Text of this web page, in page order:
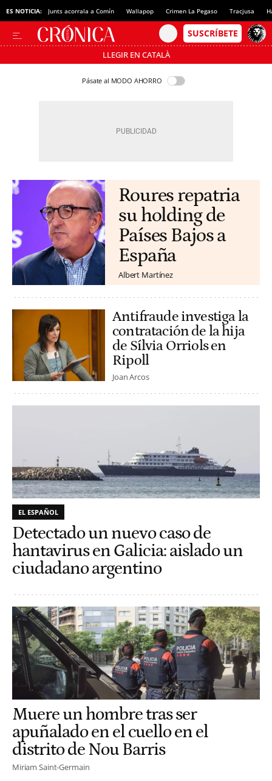
ES NOTICIA: Junts acorrala a Comín Wallapop Crimen La Pegaso Tracjusa
LLEGIR EN CATALÀ
Pásate al MODO AHORRO
Roures repatria
su holding de
Países Bajos a
España
Albert Martínez
Antifraude investiga la
contratación de la hija
de Sílvia Orriols en
Ripoll
Joan Arcos
EL ESPAÑOL
Detectado un nuevo caso de
hantavirus en Galicia: aislado un
ciudadano argentino
Muere un hombre tras ser
apuñalado en el cuello en el
distrito de Nou Barris
Miriam Saint-Germain